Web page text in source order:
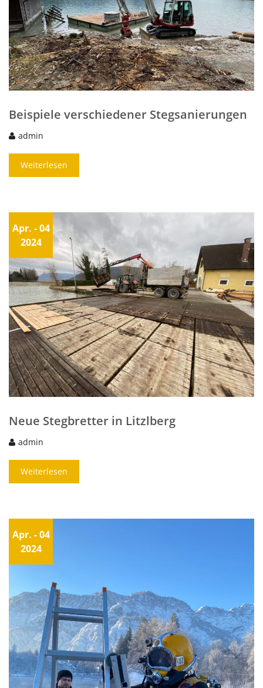
Beispiele verschiedener Stegsanierungen
admin
Weiterlesen
Apr. - 04
2024
Neue Stegbretter in Litzlberg
admin
Weiterlesen
Apr. - 04
2024